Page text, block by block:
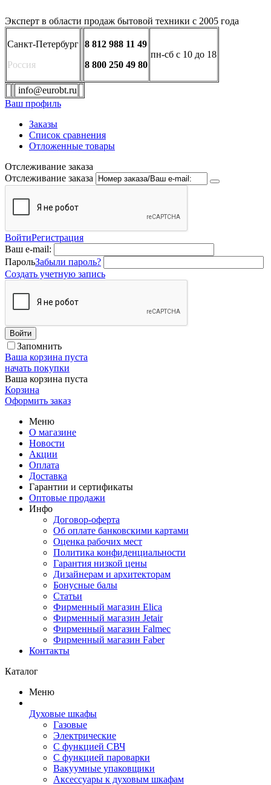
Эксперт в области продаж бытовой техники с 2005 года
Санкт-Петербург
Россия
8 812 988 11 49
8 800 250 49 80
пн-сб с 10 до 18
info@eurobt.ru
Ваш профиль
Заказы
Список сравнения
Отложенные товары
Отслеживание заказа
Отслеживание заказа
ВойтиРегистрация
Ваш e-mail:
ПарольЗабыли пароль?
Создать учетную запись
Войти
Запомнить
Ваша корзина пуста
начать покупки
Ваша корзина пуста
Корзина
Оформить заказ
Меню
О магазине
Новости
Акции
Оплата
Доставка
Гарантии и сертификаты
Оптовые продажи
Инфо
Договор-оферта
Об оплате банковскими картами
Оценка рабочих мест
Политика конфиденциальности
Гарантия низкой цены
Дизайнерам и архитекторам
Бонусные балы
Статьи
Фирменный магазин Elica
Фирменный магазин Jetair
Фирменный магазин Falmec
Фирменный магазин Faber
Контакты
Каталог
Меню
Духовые шкафы
Газовые
Электрические
С функцией СВЧ
С функцией пароварки
Вакуумные упаковщики
Аксессуары к духовым шкафам